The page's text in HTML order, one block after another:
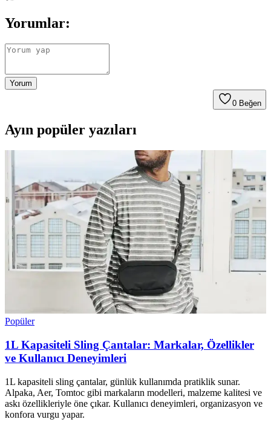
Yorumlar:
Yorum
0 Beğen
Ayın popüler yazıları
Popüler
1L Kapasiteli Sling Çantalar: Markalar, Özellikler
ve Kullanıcı Deneyimleri
1L kapasiteli sling çantalar, günlük kullanımda pratiklik sunar.
Alpaka, Aer, Tomtoc gibi markaların modelleri, malzeme kalitesi ve
askı özellikleriyle öne çıkar. Kullanıcı deneyimleri, organizasyon ve
konfora vurgu yapar.